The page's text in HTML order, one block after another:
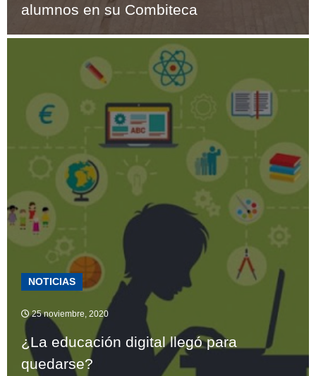
alumnos en su Combiteca
NOTICIAS
25 noviembre, 2020
¿La educación digital llegó para
quedarse?